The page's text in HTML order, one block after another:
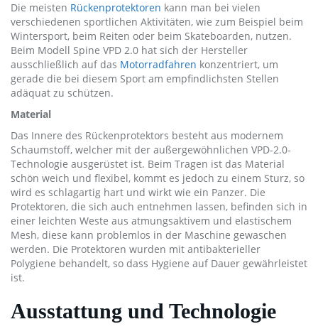
Die meisten Rückenprotektoren kann man bei vielen
verschiedenen sportlichen Aktivitäten, wie zum Beispiel beim
Wintersport, beim Reiten oder beim Skateboarden, nutzen.
Beim Modell Spine VPD 2.0 hat sich der Hersteller
ausschließlich auf das Motorradfahren konzentriert, um
gerade die bei diesem Sport am empfindlichsten Stellen
adäquat zu schützen.
Material
Das Innere des Rückenprotektors besteht aus modernem
Schaumstoff, welcher mit der außergewöhnlichen VPD-2.0-
Technologie ausgerüstet ist. Beim Tragen ist das Material
schön weich und flexibel, kommt es jedoch zu einem Sturz, so
wird es schlagartig hart und wirkt wie ein Panzer. Die
Protektoren, die sich auch entnehmen lassen, befinden sich in
einer leichten Weste aus atmungsaktivem und elastischem
Mesh, diese kann problemlos in der Maschine gewaschen
werden. Die Protektoren wurden mit antibakterieller
Polygiene behandelt, so dass Hygiene auf Dauer gewährleistet
ist.
Ausstattung und Technologie